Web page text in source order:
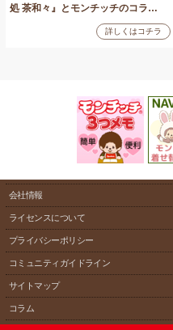
処 茶和々』とモンチッチのコラ…
詳しくはコチラ
会社情報
ライセンスについて
プライバシーポリシー
コミュニティガイドライン
サイトマップ
コラム